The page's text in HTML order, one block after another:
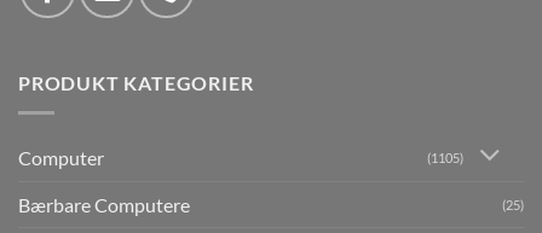
PRODUKT KATEGORIER
Computer (1105)
Bærbare Computere (25)